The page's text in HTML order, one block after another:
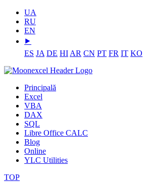
UA
RU
EN
⯈
ES JA DE HI AR CN PT FR IT KO
Principală
Excel
VBA
DAX
SQL
Libre Office CALC
Blog
Online
YLC Utilities
TOP